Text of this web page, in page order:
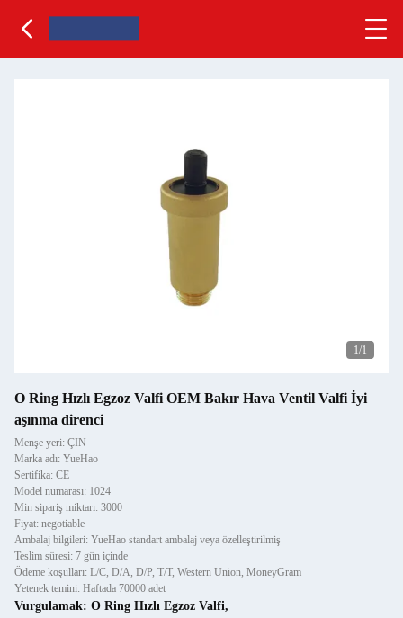
1/1
O Ring Hızlı Egzoz Valfi OEM Bakır Hava Ventil Valfi İyi
aşınma direnci
Menşe yeri: ÇIN
Marka adı: YueHao
Sertifika: CE
Model numarası: 1024
Min sipariş miktarı: 3000
Fiyat: negotiable
Ambalaj bilgileri: YueHao standart ambalaj veya özelleştirilmiş
Teslim süresi: 7 gün içinde
Ödeme koşulları: L/C, D/A, D/P, T/T, Western Union, MoneyGram
Yetenek temini: Haftada 70000 adet
Vurgulamak: O Ring Hızlı Egzoz Valfi,